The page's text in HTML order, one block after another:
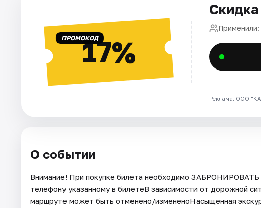
ПРОМОКОД17%
Применили:
Реклама. ООО
О событии
Внимание! При покупке билета необходимо ЗАБРОНИРОВАТЬ
телефону указанному в билетеВ зависимости от дорожной
маршруте может быть отменено/измененоНасыщенная